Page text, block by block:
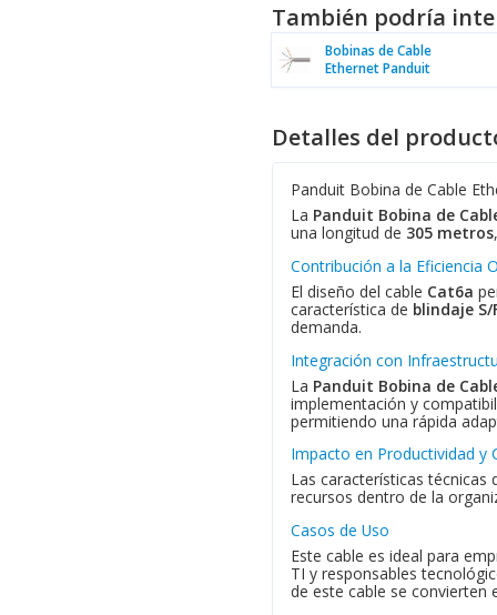
También podría
Bobinas de Cable
Ethernet Panduit
Detalles del
Panduit Bobina de Cable
La Panduit Bobina de
una longitud de 305 metros
Contribución a la Eficiencia
El diseño del cable Cat6a
característica de blindaje S/
demanda.
Integración con
La Panduit Bobina de
implementación y
permitiendo una rápida
Impacto en Productividad y
Las características técnicas
recursos dentro de la
Casos de Uso
Este cable es ideal para
TI y responsables
de este cable se